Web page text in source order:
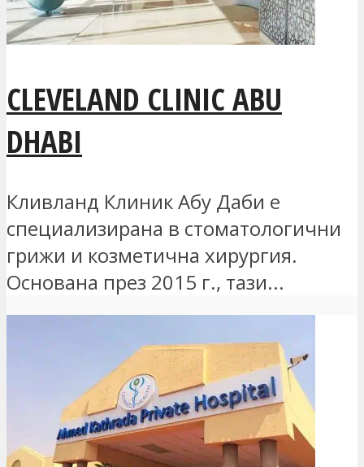
CLEVELAND CLINIC ABU
DHABI
Кливланд Клиник Абу Даби е
специализирана в стоматологични
грижи и козметична хирургия.
Основана през 2015 г., тази...